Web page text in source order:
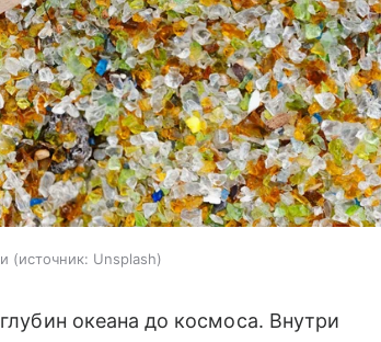
источник: Unsplash
океана до космоса. Внутри